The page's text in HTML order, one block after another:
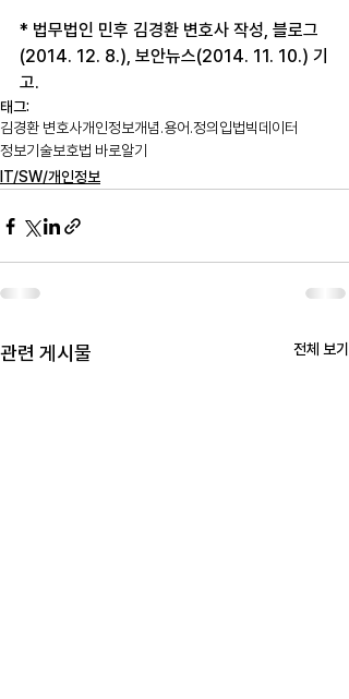
* 법무법인 민후 김경환 변호사 작성, 블로그
(2014. 12. 8.), 보안뉴스(2014. 11. 10.) 기
고.
태그:
김경환 변호사개인정보개념.용어.정의 입법빅데이터
정보기술보호법 바로알기
IT/SW/개인정보
관련 게시물 전체 보기